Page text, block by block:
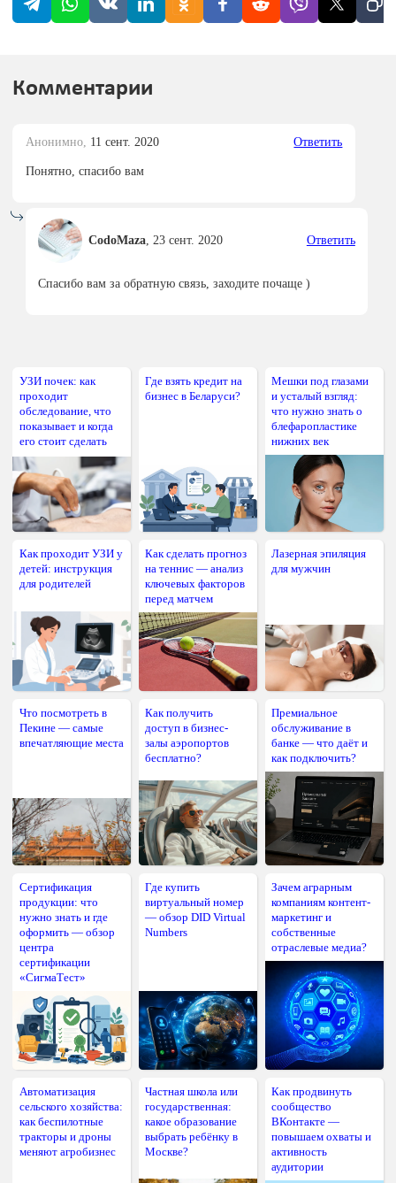
Комментарии
Анонимно, 11 сент. 2020 Ответить
Понятно, спасибо вам
CodoMaza, 23 сент. 2020 Ответить
Спасибо вам за обратную связь, заходите почаще )
УЗИ почек: как
проходит
обследование, что
показывает и когда
его стоит сделать
Где взять кредит на
бизнес в Беларуси?
Мешки под глазами
и усталый взгляд:
что нужно знать о
блефаропластике
нижних век
Как проходит УЗИ у
детей: инструкция
для родителей
Как сделать прогноз
на теннис — анализ
ключевых факторов
перед матчем
Лазерная эпиляция
для мужчин
Что посмотреть в
Пекине — самые
впечатляющие места
Как получить
доступ в бизнес-
залы аэропортов
бесплатно?
Премиальное
обслуживание в
банке — что даёт и
как подключить?
Сертификация
продукции: что
нужно знать и где
оформить — обзор
центра
сертификации
«СигмаТест»
Где купить
виртуальный номер
— обзор DID Virtual
Numbers
Зачем аграрным
компаниям контент-
маркетинг и
собственные
отраслевые медиа?
Автоматизация
сельского хозяйства:
как беспилотные
тракторы и дроны
меняют агробизнес
Частная школа или
государственная:
какое образование
выбрать ребёнку в
Москве?
Как продвинуть
сообщество
ВКонтакте —
повышаем охваты и
активность
аудитории